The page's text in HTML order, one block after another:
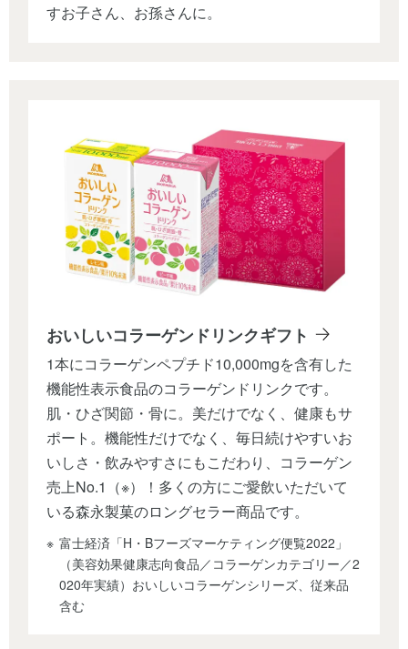
すお子さん、お孫さんに。
おいしいコラーゲンドリンクギフト
1本にコラーゲンペプチド10,000mgを含有した
機能性表示食品のコラーゲンドリンクです。
肌・ひざ関節・骨に。美だけでなく、健康もサ
ポート。機能性だけでなく、毎日続けやすいお
いしさ・飲みやすさにもこだわり、コラーゲン
売上No.1（※）！多くの方にご愛飲いただいて
いる森永製菓のロングセラー商品です。
富士経済「H・Bフーズマーケティング便覧2022」
（美容効果健康志向食品／コラーゲンカテゴリー／2
020年実績）おいしいコラーゲンシリーズ、従来品
含む